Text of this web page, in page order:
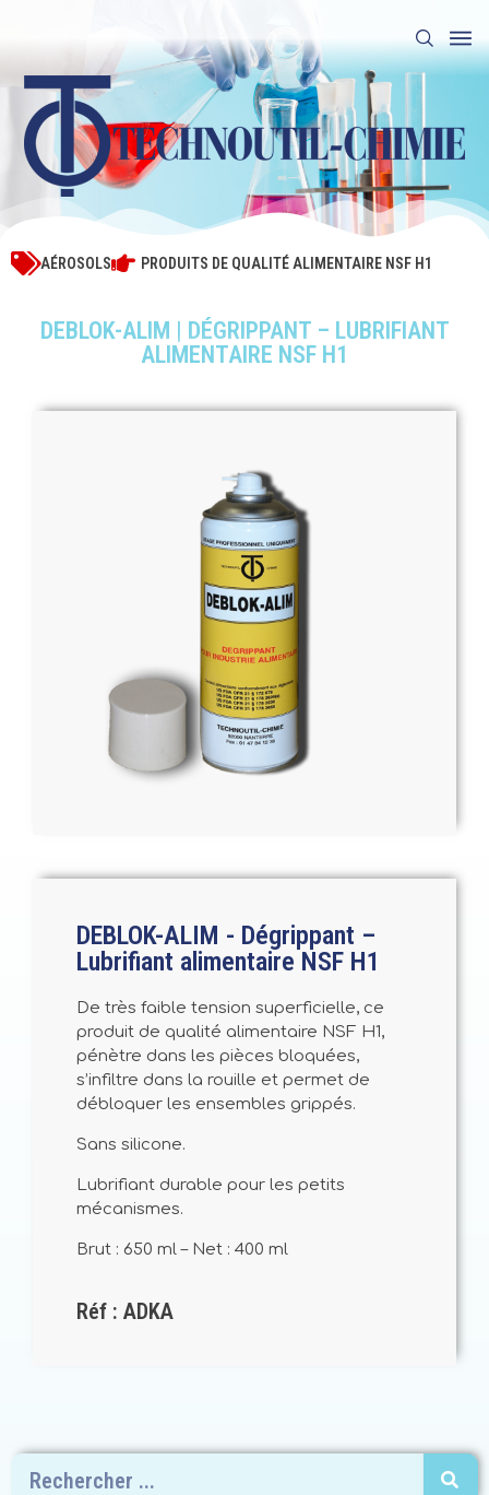
AÉROSOLS PRODUITS DE QUALITÉ ALIMENTAIRE NSF H1
DEBLOK-ALIM | DÉGRIPPANT – LUBRIFIANT
ALIMENTAIRE NSF H1
DEBLOK-ALIM - Dégrippant –
Lubrifiant alimentaire NSF H1
De très faible tension superficielle, ce
produit de qualité alimentaire NSF H1,
pénètre dans les pièces bloquées,
s’infiltre dans la rouille et permet de
débloquer les ensembles grippés.
Sans silicone.
Lubrifiant durable pour les petits
mécanismes.
Brut : 650 ml – Net : 400 ml
Réf : ADKA